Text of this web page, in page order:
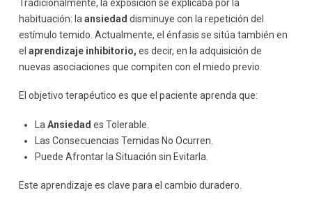
Tradicionalmente, la exposición se explicaba por la
habituación: la ansiedad disminuye con la repetición del
estímulo temido. Actualmente, el énfasis se sitúa también en
el aprendizaje inhibitorio, es decir, en la adquisición de
nuevas asociaciones que compiten con el miedo previo.
El objetivo terapéutico es que el paciente aprenda que:
LaAnsiedad es Tolerable.
Las Consecuencias Temidas No Ocurren.
Puede Afrontar la Situación sin Evitarla.
Este aprendizaje es clave para el cambio duradero.